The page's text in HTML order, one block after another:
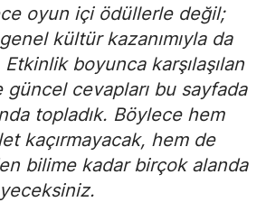
oyun içi ödüllerle değil;
kültür kazanımıyla da
boyunca karşılaşılan
güncel cevapları bu sayfada
topladık. Böylece hem
kaçırmayacak, hem de
bilime kadar birçok alanda